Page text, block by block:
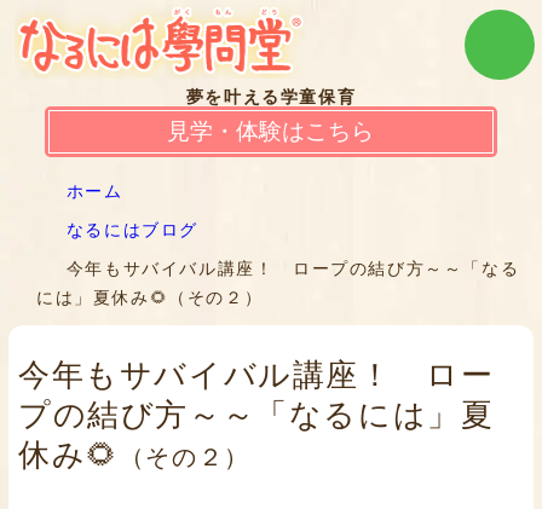
夢を叶える学童保育
見学・体験はこちら
ホーム
なるにはブログ
今年もサバイバル講座！ ロープの結び方～～「なる
には」夏休み🌻（その２）
今年もサバイバル講座！ ロー
プの結び方～～「なるには」夏
休み🌻
（その２）